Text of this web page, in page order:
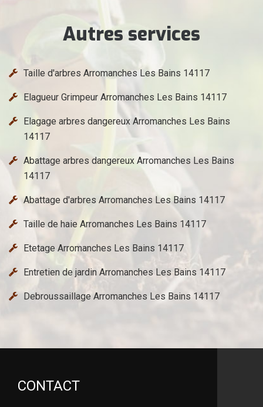
Autres services
Taille d'arbres Arromanches Les Bains 14117
Elagueur Grimpeur Arromanches Les Bains 14117
Elagage arbres dangereux Arromanches Les Bains
14117
Abattage arbres dangereux Arromanches Les Bains
14117
Abattage d'arbres Arromanches Les Bains 14117
Taille de haie Arromanches Les Bains 14117
Etetage Arromanches Les Bains 14117
Entretien de jardin Arromanches Les Bains 14117
Debroussaillage Arromanches Les Bains 14117
CONTACT